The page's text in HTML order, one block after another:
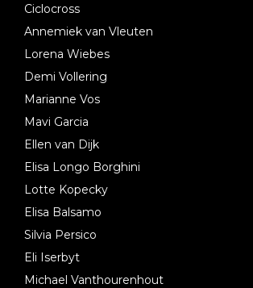
Ciclocross
Annemiek van Vleuten
Lorena Wiebes
Demi Vollering
Marianne Vos
Mavi Garcia
Ellen van Dijk
Elisa Longo Borghini
Lotte Kopecky
Elisa Balsamo
Silvia Persico
Eli Iserbyt
Michael Vanthourenhout